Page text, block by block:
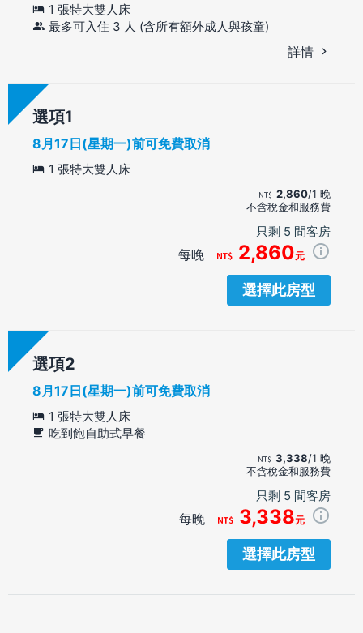
1 張特大雙人床
最多可入住 3 人 (含所有額外成人與孩童)
詳情
選項
8月17日(星期一)前可免費取消
1 張特大雙人床
2,860/1 晚
不含稅金和服務費
只剩 5 間客房
每晚 2,860元
選擇此房型
選項
8月17日(星期一)前可免費取消
1 張特大雙人床
吃到飽自助式早餐
3,338/1 晚
不含稅金和服務費
只剩 5 間客房
每晚 3,338元
選擇此房型